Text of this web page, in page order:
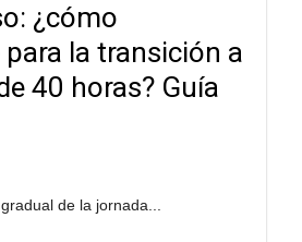
¿cómo
para la transición a
40 horas? Guía
de la jornada...